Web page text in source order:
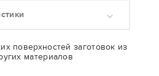
поверхностей заготовок из
материалов